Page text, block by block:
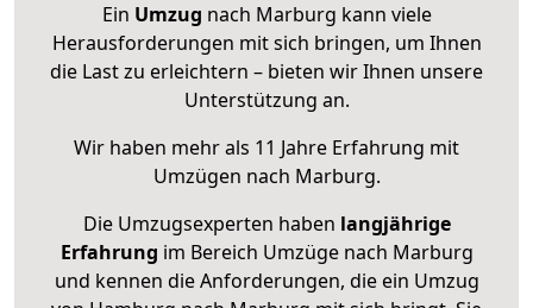
Ein Umzug nach Marburg kann viele
Herausforderungen mit sich bringen, um Ihnen
die Last zu erleichtern – bieten wir Ihnen unsere
Unterstützung an.
Wir haben mehr als 11 Jahre Erfahrung mit
Umzügen nach Marburg.
Die Umzugsexperten haben langjährige
Erfahrung im Bereich Umzüge nach Marburg
und kennen die Anforderungen, die ein Umzug